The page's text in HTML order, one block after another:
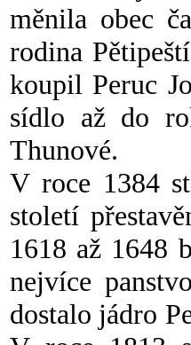
měnila obec
rodina
koupil Peruc
sídlo až do
Thunové.
V roce 1384
století
1618 až 1648
nejvíce
dostalo jádro